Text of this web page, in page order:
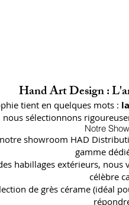
Hand Art Design :
tient en quelques mots :
sélectionnons
Notre
showroom HAD
gamme
habillages extérieurs,
célèbre
de grès cérame (idéal